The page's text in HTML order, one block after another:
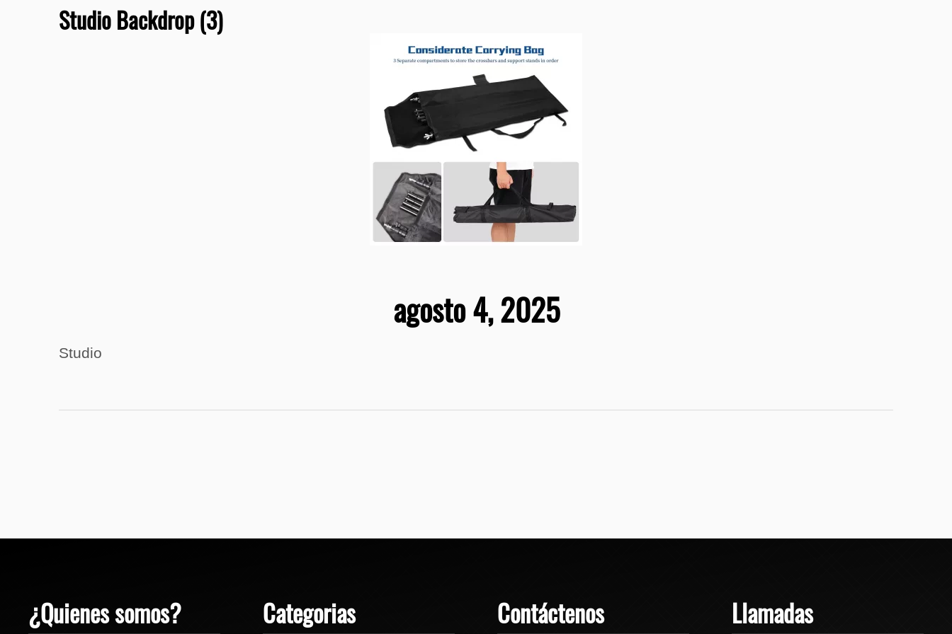
Studio Backdrop (3)
agosto 4, 2025
Studio
¿Quienes somos? Categorias Contáctenos Llamadas